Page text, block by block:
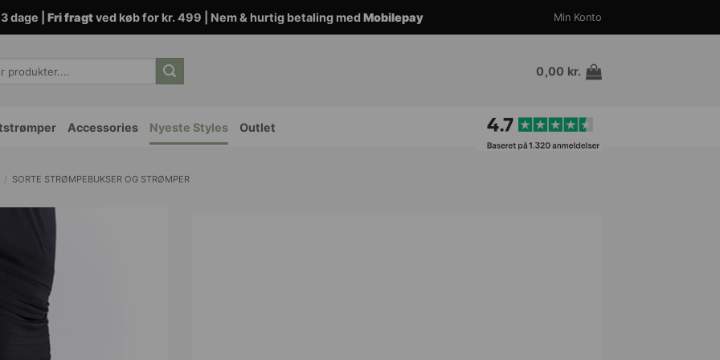
dage | Fri fragtved køb for kr. 499 | Nem & hurtig betaling medMobilepay Min Konto
0,00 kr.
Accessories Nyeste Styles Outlet
/ SORTE STRØMPEBUKSER OG STRØMPER